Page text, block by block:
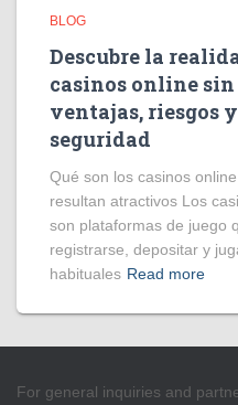
BLOG
Descubre la
casinos online
ventajas, riesgos
seguridad
Qué son los casinos
resultan atractivos Los
son plataformas de juego
registrarse, depositar y
habituales Read more
For general inquiries and